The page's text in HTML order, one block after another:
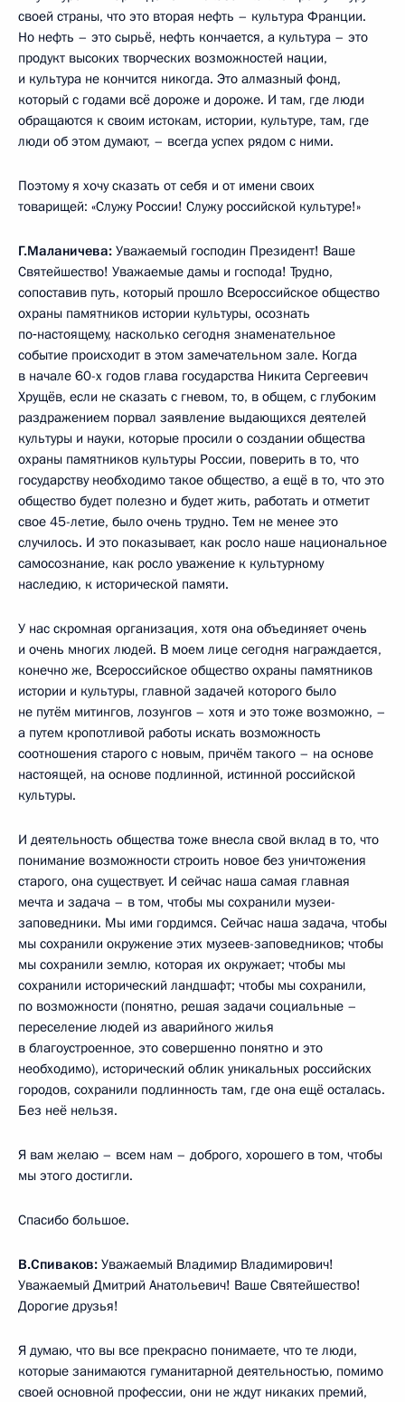
своей страны, что это вторая нефть – культура Франции.
Но нефть – это сырьё, нефть кончается, а культура – это
продукт высоких творческих возможностей нации,
и культура не кончится никогда. Это алмазный фонд,
который с годами всё дороже и дороже. И там, где люди
обращаются к своим истокам, истории, культуре, там, где
люди об этом думают, – всегда успех рядом с ними.
Поэтому я хочу сказать от себя и от имени своих
товарищей: «Служу России! Служу российской культуре!»
Г.Маланичева: Уважаемый господин Президент! Ваше
Святейшество! Уважаемые дамы и господа! Трудно,
сопоставив путь, который прошло Всероссийское общество
охраны памятников истории культуры, осознать
по‑настоящему, насколько сегодня знаменательное
событие происходит в этом замечательном зале. Когда
в начале 60-х годов глава государства Никита Сергеевич
Хрущёв, если не сказать с гневом, то, в общем, с глубоким
раздражением порвал заявление выдающихся деятелей
культуры и науки, которые просили о создании общества
охраны памятников культуры России, поверить в то, что
государству необходимо такое общество, а ещё в то, что это
общество будет полезно и будет жить, работать и отметит
свое 45-летие, было очень трудно. Тем не менее это
случилось. И это показывает, как росло наше национальное
самосознание, как росло уважение к культурному
наследию, к исторической памяти.
У нас скромная организация, хотя она объединяет очень
и очень многих людей. В моем лице сегодня награждается,
конечно же, Всероссийское общество охраны памятников
истории и культуры, главной задачей которого было
не путём митингов, лозунгов – хотя и это тоже возможно, –
а путем кропотливой работы искать возможность
соотношения старого с новым, причём такого – на основе
настоящей, на основе подлинной, истинной российской
культуры.
И деятельность общества тоже внесла свой вклад в то, что
понимание возможности строить новое без уничтожения
старого, она существует. И сейчас наша самая главная
мечта и задача – в том, чтобы мы сохранили музеи-
заповедники. Мы ими гордимся. Сейчас наша задача, чтобы
мы сохранили окружение этих музеев-заповедников; чтобы
мы сохранили землю, которая их окружает; чтобы мы
сохранили исторический ландшафт; чтобы мы сохранили,
по возможности (понятно, решая задачи социальные –
переселение людей из аварийного жилья
в благоустроенное, это совершенно понятно и это
необходимо), исторический облик уникальных российских
городов, сохранили подлинность там, где она ещё осталась.
Без неё нельзя.
Я вам желаю – всем нам – доброго, хорошего в том, чтобы
мы этого достигли.
Спасибо большое.
В.Спиваков: Уважаемый Владимир Владимирович!
Уважаемый Дмитрий Анатольевич! Ваше Святейшество!
Дорогие друзья!
Я думаю, что вы все прекрасно понимаете, что те люди,
которые занимаются гуманитарной деятельностью, помимо
своей основной профессии, они не ждут никаких премий,